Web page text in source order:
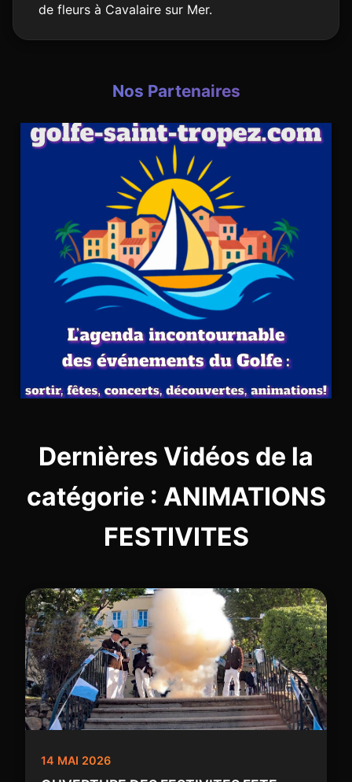
de fleurs à Cavalaire sur Mer.
Nos Partenaires
Dernières Vidéos de la
catégorie : ANIMATIONS
FESTIVITES
14 MAI 2026